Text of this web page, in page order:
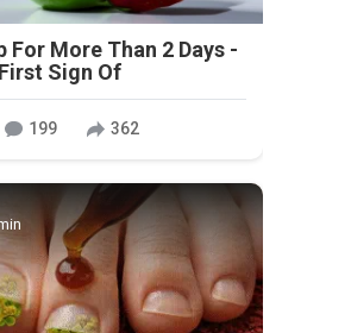
For More Than 2 Days -
Sign Of
199 362